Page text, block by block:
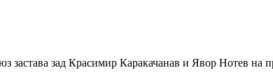
застава зад Красимир Каракачанав и Явор Нотев на